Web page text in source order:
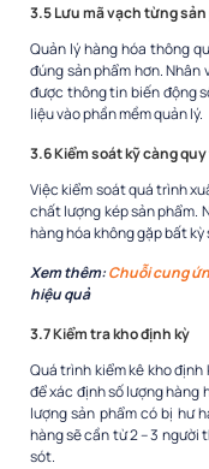
3.5 Lưu mã vạch từng
Quản lý hàng hóa thông
đúng sản phẩm hơn.
được thông tin biến động
liệu vào phần mềm quản lý.
3.6 Kiểm soát kỹ càng
Việc kiểm soát quá trình
chất lượng kép sản phẩm.
hàng hóa không gặp bất
Xem thêm:Chuỗi cung
hiệu quả
3.7 Kiểm tra kho định kỳ
Quá trình kiểm kê kho
để xác định số lượng hàng
lượng sản phẩm có bị hư
hàng sẽ cần từ 2 – 3 người
sót.